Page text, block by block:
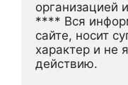
организацией
**** Вся
сайте, носит
характер и не
действию.